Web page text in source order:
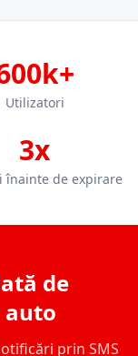
Utilizatori
3x
înainte de expirare
de
auto
prin SMS